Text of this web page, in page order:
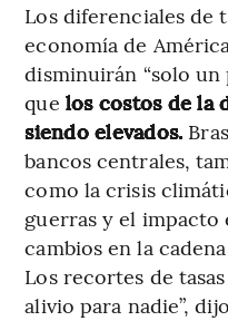
Los diferenciales de
economía de
disminuirán “solo un
que los costos de la
siendo elevados.
bancos centrales,
como la crisis
guerras y el
cambios en la
Los recortes de
alivio para nadie”,